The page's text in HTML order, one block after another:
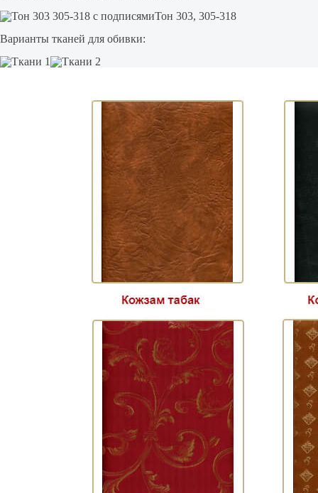
Тон 303, 305-318
Варианты тканей для обивки: